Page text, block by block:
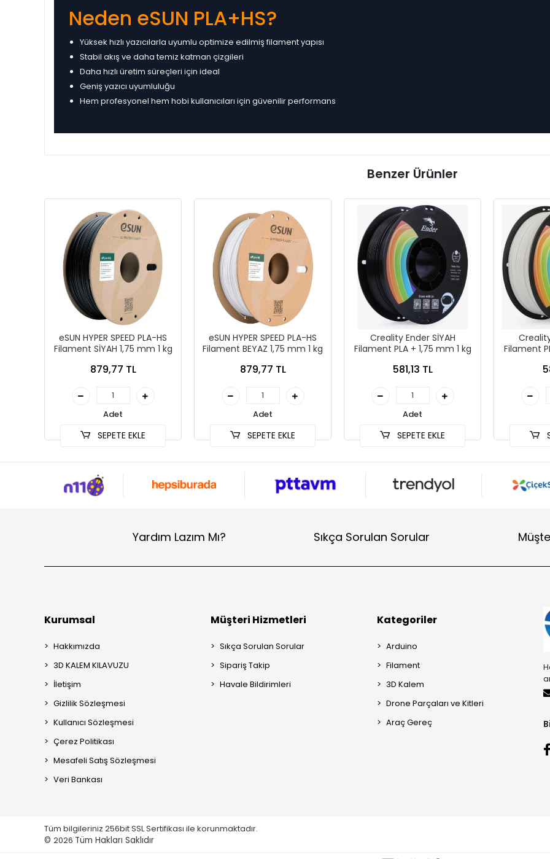
Neden eSUN PLA+HS?
Yüksek hızlı yazıcılarla uyumlu optimize edilmiş filament yapısı
Stabil akış ve daha temiz katman çizgileri
Daha hızlı üretim süreçleri için ideal
Geniş yazıcı uyumluluğu
Hem profesyonel hem hobi kullanıcıları için güvenilir performans
Benzer Ürünler
eSUN HYPER SPEED PLA-HS
Filament SİYAH 1,75 mm 1 kg
879,77 TL
Adet
SEPETE EKLE
eSUN HYPER SPEED PLA-HS
Filament BEYAZ 1,75 mm 1 kg
879,77 TL
Adet
SEPETE EKLE
Creality Ender SİYAH
Filament PLA + 1,75 mm 1 kg
581,13 TL
Adet
SEPETE EKLE
Filament
Yardım Lazım Mı? Sıkça Sorulan Sorular
Kurumsal
Hakkımızda
3D KALEM KILAVUZU
İletişim
Gizlilik Sözleşmesi
Kullanıcı Sözleşmesi
Çerez Politikası
Mesafeli Satış Sözleşmesi
Veri Bankası
Müşteri Hizmetleri
Sıkça Sorulan Sorular
Sipariş Takip
Havale Bildirimleri
Kategoriler
Arduino
Filament
3D Kalem
Drone Parçaları ve Kitleri
Araç Gereç
Tüm bilgileriniz 256bit SSL Sertifikası ile korunmaktadır.
© 2026 Tüm Hakları Saklıdır